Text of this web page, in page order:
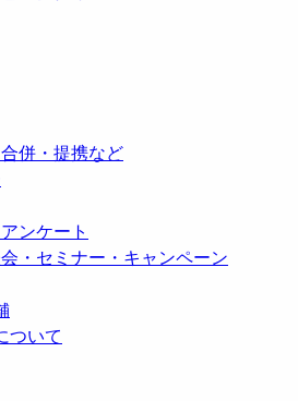
併・提携など
ンケート
・セミナー・キャンペーン
ついて